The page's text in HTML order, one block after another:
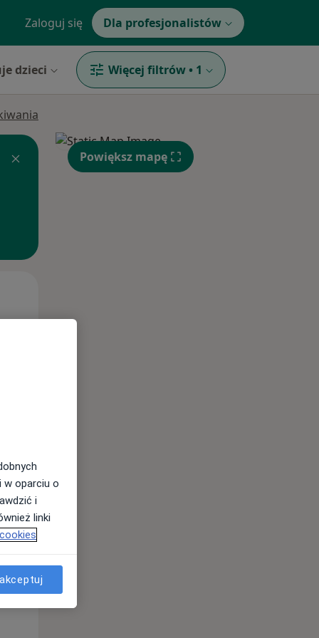
Zaloguj się Dla profesjonalistów
dzieci Więcej filtrów • 1
Wt,
11 Sie
Powiększ mapę
w oparciu o
i
linki